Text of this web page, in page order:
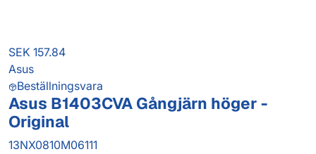
SEK 157.84
Asus
Beställningsvara
Asus B1403CVA Gångjärn höger -
Original
13NX0810M06111